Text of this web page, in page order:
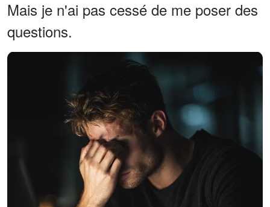
Mais je n'ai pas cessé de me poser des
questions.